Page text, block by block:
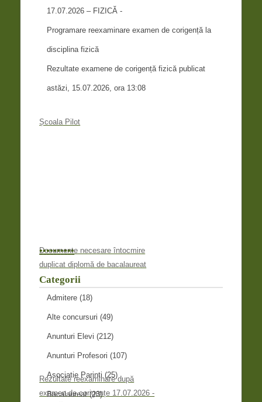
17.07.2026 – FIZICĂ -
Programare reexaminare examen de corigență la
disciplina fizică
Rezultate examene de corigență fizică publicat
astăzi, 15.07.2026, ora 13:08
Școala Pilot
Documente necesare întocmire
duplicat diplomă de bacalaureat
Rezultate reexaminare după
examen de corigențe 17.07.2026 -
••••••••••
Categorii
Admitere (18)
Alte concursuri (49)
Anunturi Elevi (212)
Anunturi Profesori (107)
Asociatie Parinti (25)
Bacalaureat(23)